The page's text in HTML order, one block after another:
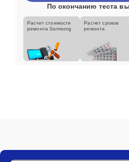
По окончанию теста
Расчет стоимости
ремонта Samsung
Расчет сроков
ремонта